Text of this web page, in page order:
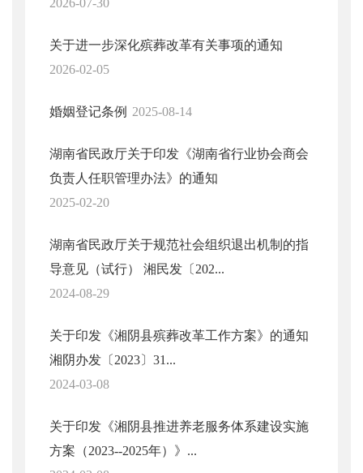
2026-07-30
关于进一步深化殡葬改革有关事项的通知
2026-02-05
婚姻登记条例 2025-08-14
湖南省民政厅关于印发《湖南省行业协会商会
负责人任职管理办法》的通知
2025-02-20
湖南省民政厅关于规范社会组织退出机制的指
导意见（试行） 湘民发〔202...
2024-08-29
关于印发《湘阴县殡葬改革工作方案》的通知
湘阴办发〔2023〕31...
2024-03-08
关于印发《湘阴县推进养老服务体系建设实施
方案（2023--2025年）》...